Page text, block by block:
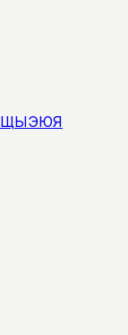
ЩЫЭЮЯ